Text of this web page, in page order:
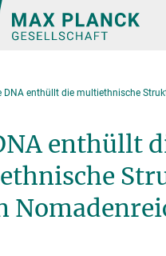
enthüllt die multiethnische Struktur des
enthüllt